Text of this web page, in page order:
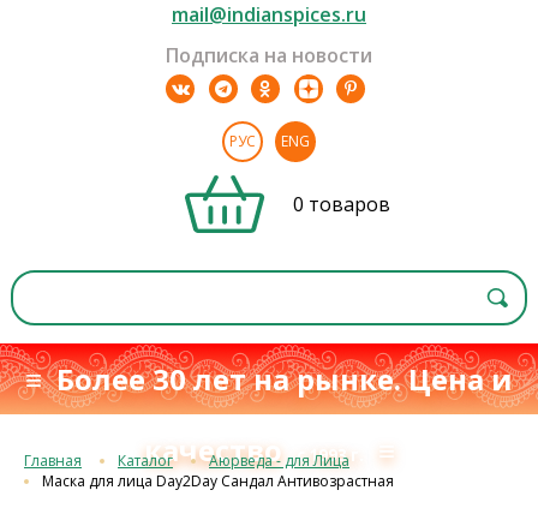
mail@indianspices.ru
Подписка на новости
РУС ENG
0 товаров
≡ Более 30 лет на рынке. Цена и
качествос 1993 г. ≡
Главная Каталог
Аюрведа - для Лица
Маска для лица Day2Day Сандал Антивозрастная